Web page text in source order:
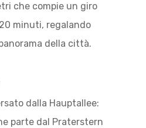
che compie un giro
minuti, regalando
della città.
dalla Hauptallee:
parte dal Praterstern